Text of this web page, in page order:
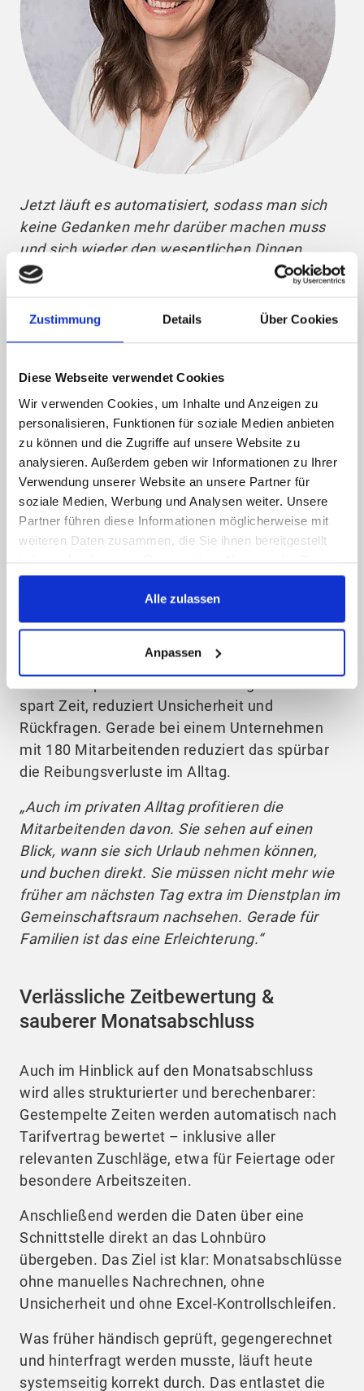
Zustimmung Details Über Cookies
Diese Webseite verwendet Cookies
Wir verwenden Cookies, um Inhalte und Anzeigen zu
personalisieren, Funktionen für soziale Medien anbieten
zu können und die Zugriffe auf unsere Website zu
analysieren. Außerdem geben wir Informationen zu Ihrer
Verwendung unserer Website an unsere Partner für
soziale Medien, Werbung und Analysen weiter. Unsere
Partner führen diese Informationen möglicherweise mit
weiteren Daten zusammen, die Sie ihnen bereitgestellt
gesammelt haben.
Alle zulassen
Anpassen
Jetzt läuft es automatisiert, sodass man sich
keine Gedanken mehr darüber machen muss
und sich wieder den wesentlichen Dingen
widmen kann. Ich führe lieber ein
entwickeln kann, als mich damit zu
–Kathrin Billo (Geschäftsführerin des Aphasie-
und Seniorenzentrums Vechta)
Anstatt Stunden in Kontrollschleifen zu
verlieren, entsteht Raum für Führungsarbeit,
Gespräche mit Mitarbeitenden und inhaltliche
Weiterentwicklung.
Transparenz, die wirklich spürbar ist
Die Zeitersparnis ist ein großer Hebel, aber der
zweite große Hebel ist die Transparenz.
Zeitkonten jederzeit griffbereit – egal, ob sie
spart Zeit, reduziert Unsicherheit und
Rückfragen. Gerade bei einem Unternehmen
mit 180 Mitarbeitenden reduziert das spürbar
die Reibungsverluste im Alltag.
„Auch im privaten Alltag profitieren die
Mitarbeitenden davon. Sie sehen auf einen
Blick, wann sie sich Urlaub nehmen können,
und buchen direkt. Sie müssen nicht mehr wie
früher am nächsten Tag extra im Dienstplan im
Gemeinschaftsraum nachsehen. Gerade für
Familien ist das eine Erleichterung.“
Verlässliche Zeitbewertung &
sauberer Monatsabschluss
Auch im Hinblick auf den Monatsabschluss
wird alles strukturierter und berechenbarer:
Gestempelte Zeiten werden automatisch nach
Tarifvertrag bewertet – inklusive aller
relevanten Zuschläge, etwa für Feiertage oder
besondere Arbeitszeiten.
Anschließend werden die Daten über eine
Schnittstelle direkt an das Lohnbüro
übergeben. Das Ziel ist klar: Monatsabschlüsse
ohne manuelles Nachrechnen, ohne
Unsicherheit und ohne Excel-Kontrollschleifen.
Was früher händisch geprüft, gegengerechnet
und hinterfragt werden musste, läuft heute
systemseitig korrekt durch. Das entlastet die